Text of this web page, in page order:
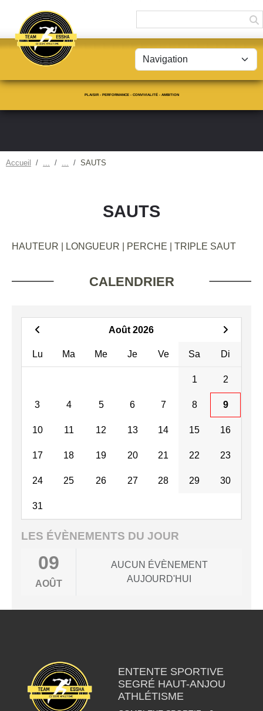
PLAISIR - PERFORMANCE - CONVIVIALITÉ - AMBITION
Accueil SAUTS
SAUTS
HAUTEUR | LONGUEUR | PERCHE | TRIPLE SAUT
CALENDRIER
Août 2026
Lu Ma Me Je Ve Sa Di
1 2
3 4 5 6 7 8 9
10 11 12 13 14 15 16
17 18 19 20 21 22 23
24 25 26 27 28 29 30
31
LES ÉVÈNEMENTS DU JOUR
09
AOÛT
AUCUN ÉVÈNEMENT
AUJOURD'HUI
ENTENTE SPORTIVE
SEGRÉ HAUT-ANJOU
ATHLÉTISME